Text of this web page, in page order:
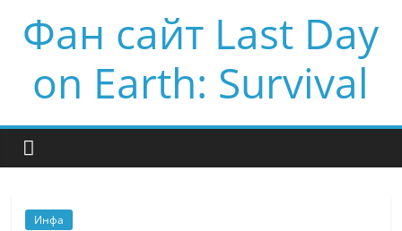
Фан сайт Last Day
on Earth: Survival
Инфа